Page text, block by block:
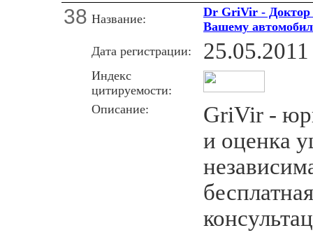
38 Название:
Dr GriVir -
Вашему
Дата регистрации:
25.05.2011
Индекс
цитируемости:
Описание:
GriVir -
и оценка